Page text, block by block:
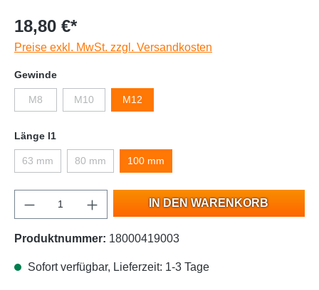
18,80 €*
Preise exkl. MwSt. zzgl. Versandkosten
Gewinde
M8 M10 M12
Länge l1
63 mm 80 mm 100 mm
IN DEN WARENKORB
Produktnummer: 18000419003
Sofort verfügbar, Lieferzeit: 1-3 Tage